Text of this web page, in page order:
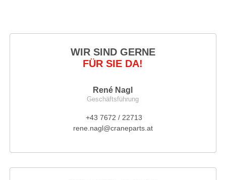
WIR SIND GERNE
FÜR SIE DA!
René Nagl
Geschäftsführung
+43 7672 / 22713
rene.nagl@craneparts.at